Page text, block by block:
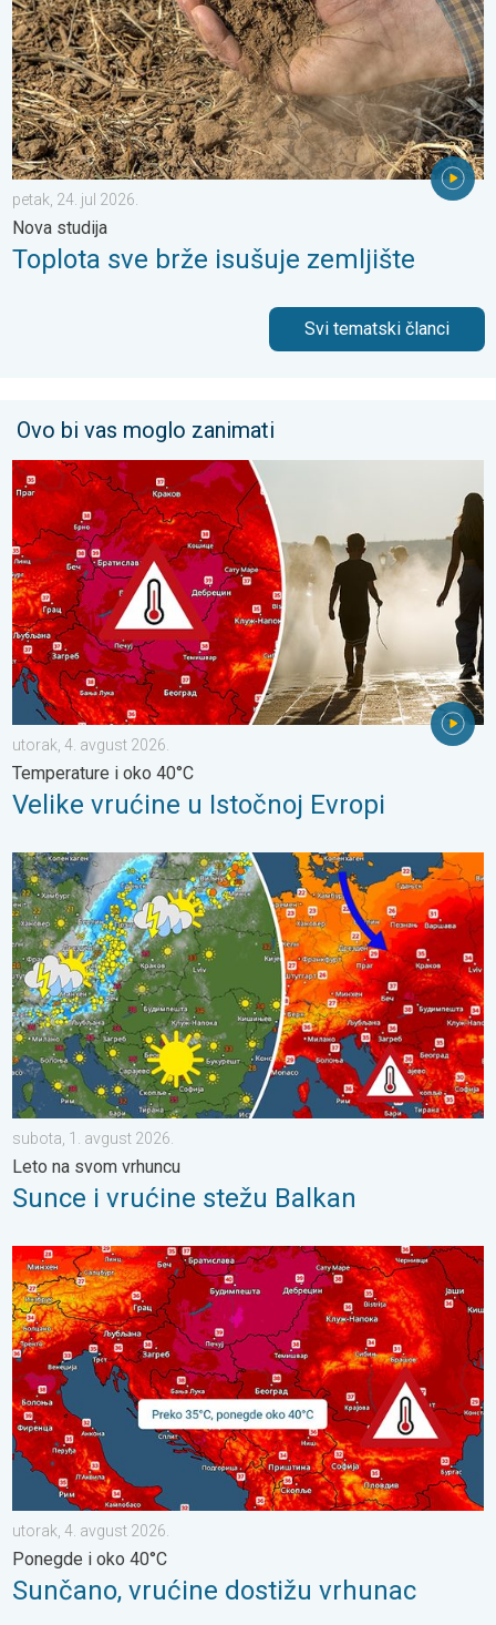
petak, 24. jul 2026.
Nova studija
Toplota sve brže isušuje zemljište
Svi tematski članci
Ovo bi vas moglo zanimati
Velike vrućine u Istočnoj Evropi. Temperature i oko 40°C. . .
utorak, 4. avgust 2026.
Temperature i oko 40°C
Velike vrućine u Istočnoj Evropi
Sunce i vrućine stežu Balkan. Leto na svom vrhuncu. . .
subota, 1. avgust 2026.
Leto na svom vrhuncu
Sunce i vrućine stežu Balkan
Sunčano, vrućine dostižu vrhunac. Ponegde i oko 40°C. . .
utorak, 4. avgust 2026.
Ponegde i oko 40°C
Sunčano, vrućine dostižu vrhunac